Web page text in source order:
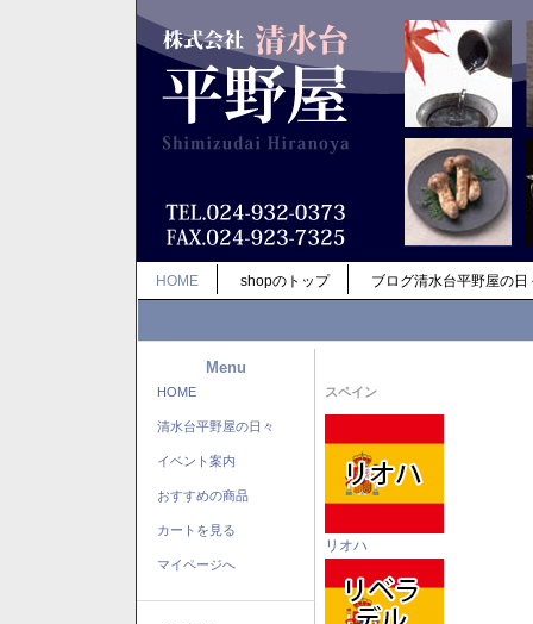
HOME shopのトップ ブログ清水台平野屋の日
Menu
HOME
清水台平野屋の日々
イベント案内
おすすめの商品
カートを見る
マイページへ
スペイン
リオハ